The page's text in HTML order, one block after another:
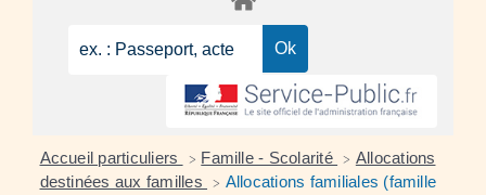
Accueil particuliers > Famille - Scolarité > Allocations
destinées aux familles
> Allocations familiales (famille